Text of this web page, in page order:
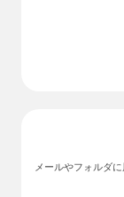
メールやフォルダ